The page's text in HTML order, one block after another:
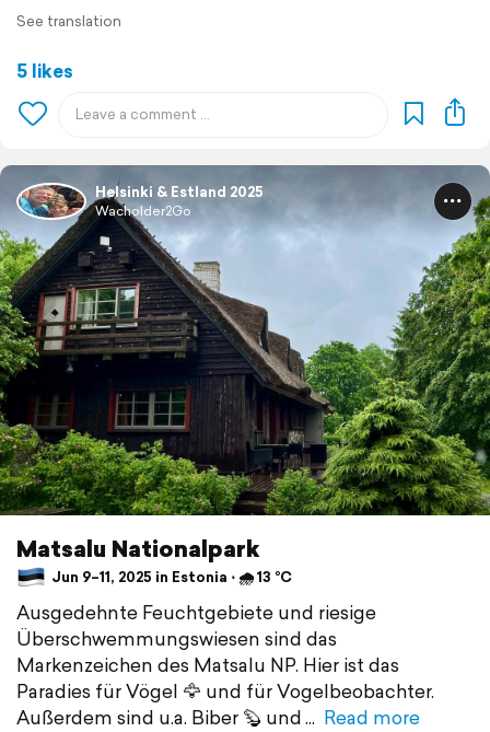
See translation
5 likes
Helsinki & Estland 2025
Wacholder2Go
Matsalu Nationalpark
Jun 9–11, 2025 in Estonia ⋅ 🌧 13 °C
Ausgedehnte Feuchtgebiete und riesige
Überschwemmungswiesen sind das
Markenzeichen des Matsalu NP. Hier ist das
Paradies für Vögel 🦅 und für Vogelbeobachter.
Außerdem sind u.a. Biber 🦫 und
Read more